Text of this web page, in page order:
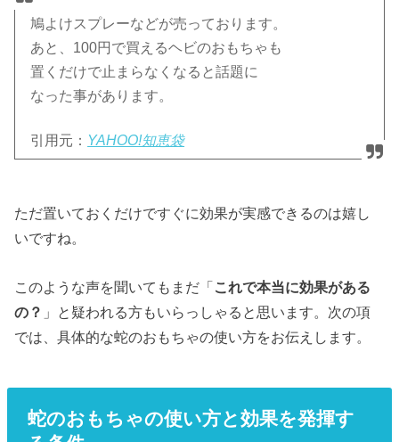
鳩よけスプレーなどが売っております。
あと、100円で買えるヘビのおもちゃも
置くだけで止まらなくなると話題に
なった事があります。
引用元： YAHOO!知恵袋
ただ置いておくだけですぐに効果が実感できるのは嬉し
いですね。
このような声を聞いてもまだ「これで本当に効果がある
の？ 」と疑われる方もいらっしゃると思います。次の項
では、具体的な蛇のおもちゃの使い方をお伝えします。
蛇のおもちゃの使い方と効果を発揮す